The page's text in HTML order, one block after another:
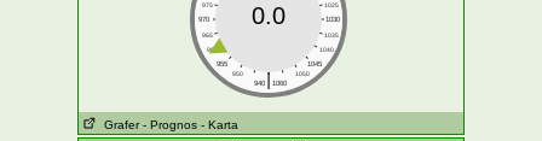
975
1025
970
1030
965
1035
960
1040
955
1045
950
1050
|
940 1060
0.0
Grafer - Prognos - Karta